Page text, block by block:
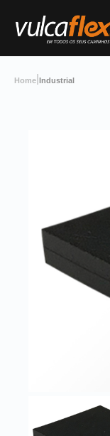
Home Industrial